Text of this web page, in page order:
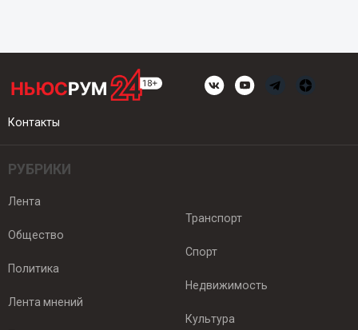
Контакты
РУБРИКИ
Лента
Общество
Политика
Лента мнений
Транспорт
Спорт
Недвижимость
Культура